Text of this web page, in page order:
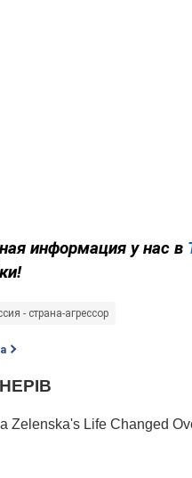
информация у нас в
- страна-агрессор